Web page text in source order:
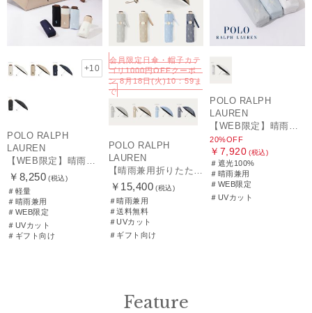
+10
POLO RALPH
LAUREN
￥8,250 (税込)
＃軽量
＃晴雨兼用
＃WEB限定
＃UVカット
＃ギフト向け
会員限定日傘・帽子カテ
ゴリ1000円OFFクーポ
ン 8月18日(火)10：59ま
で
POLO RALPH
LAUREN
￥15,400 (税込)
＃晴雨兼用
＃送料無料
＃UVカット
＃ギフト向け
POLO RALPH
LAUREN
20%OFF
￥7,920 (税込)
＃遮光100%
＃晴雨兼用
＃WEB限定
＃UVカット
Feature